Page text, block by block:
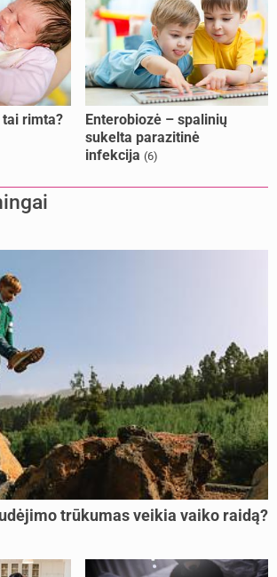
rimta?
Enterobiozė – spalinių
sukelta parazitinė
infekcija (6)
trūkumas veikia vaiko raidą?